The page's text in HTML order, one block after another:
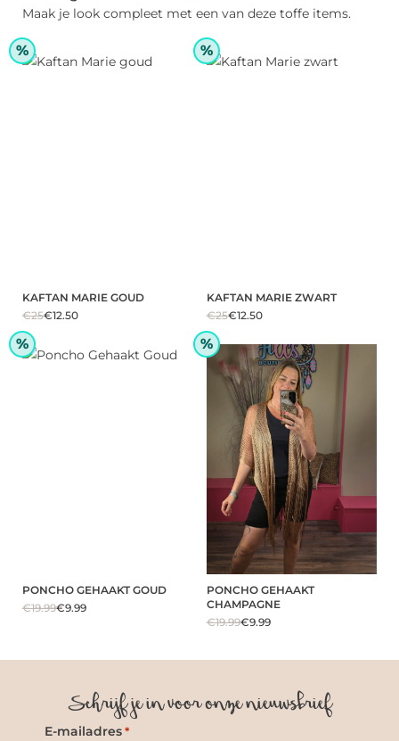
Maak je look compleet met een van deze toffe items.
%
KAFTAN MARIE GOUD
€25€12.50
%
KAFTAN MARIE ZWART
€25€12.50
%
PONCHO GEHAAKT GOUD
€19.99€9.99
%
PONCHO GEHAAKT
CHAMPAGNE
€19.99€9.99
Schrijf je in voor onze nieuwsbrief
E-mailadres *